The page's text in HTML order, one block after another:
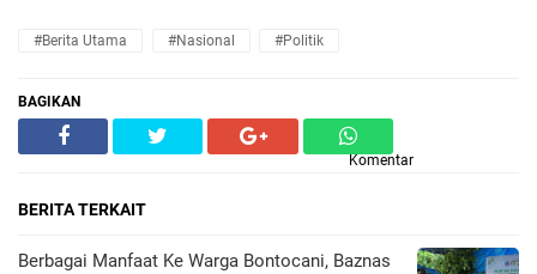
#Berita Utama #Nasional #Politik
BAGIKAN
Komentar
BERITA TERKAIT
Berbagai Manfaat Ke Warga Bontocani, Baznas